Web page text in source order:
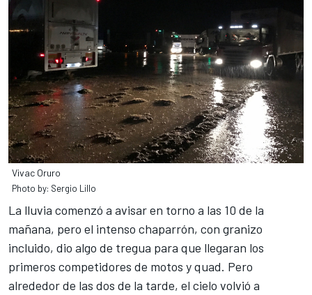
Vivac Oruro
Photo by: Sergio Lillo
La lluvia comenzó a avisar en torno a las 10 de la
mañana, pero el intenso chaparrón, con granizo
incluido, dio algo de tregua para que llegaran los
primeros competidores de motos y quad. Pero
alrededor de las dos de la tarde, el cielo volvió a